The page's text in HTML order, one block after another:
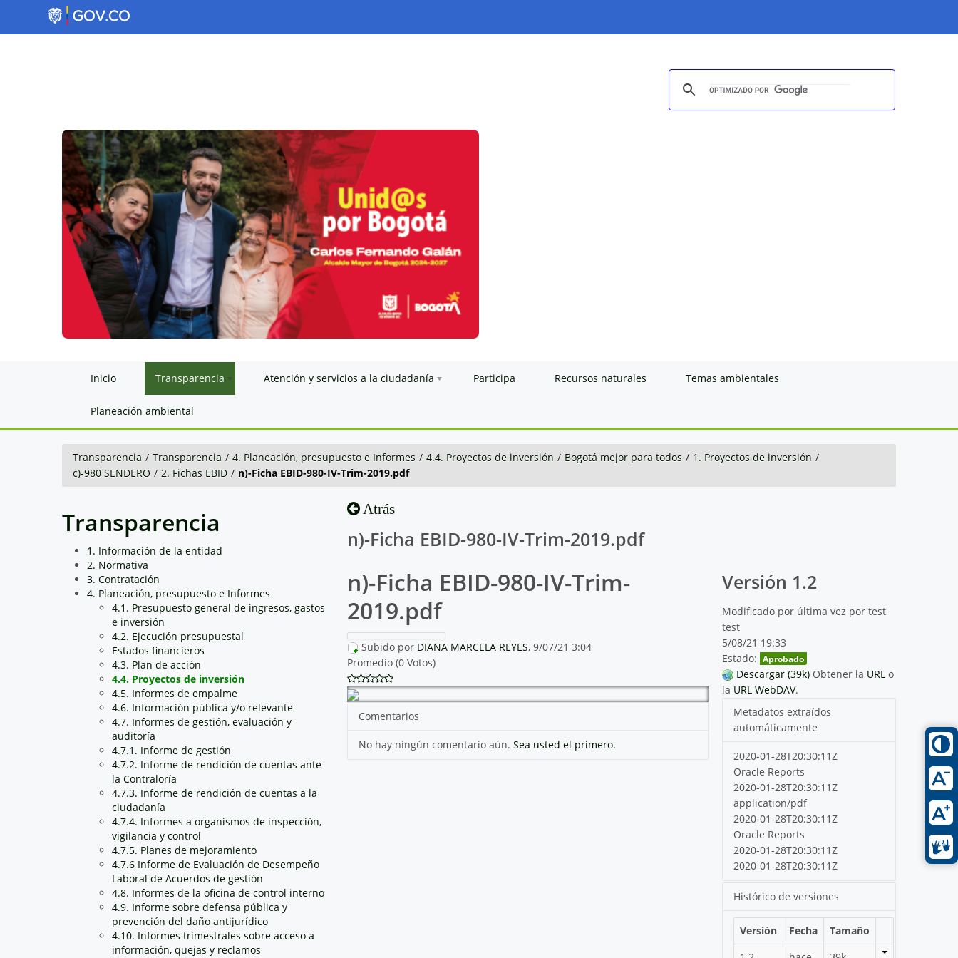
Inicio Transparencia Atención y servicios a la ciudadanía Participa Recursos naturales Temas ambientales
Planeación ambiental
Transparencia / Transparencia / 4. Planeación, presupuesto e Informes / 4.4. Proyectos de inversión / Bogotá mejor para todos / 1. Proyectos de inversión /
c)-980 SENDERO / 2. Fichas EBID / n)-Ficha EBID-980-IV-Trim-2019.pdf
Transparencia
1. Información de la entidad
2. Normativa
3. Contratación
4. Planeación, presupuesto e Informes
4.1. Presupuesto general de ingresos, gastos
e inversión
4.2. Ejecución presupuestal
Estados financieros
4.3. Plan de acción
4.4. Proyectos de inversión
4.5. Informes de empalme
4.6. Información pública y/o relevante
4.7. Informes de gestión, evaluación y
auditoría
4.7.1. Informe de gestión
4.7.2. Informe de rendición de cuentas ante
la Contraloría
4.7.3. Informe de rendición de cuentas a la
ciudadanía
4.7.4. Informes a organismos de inspección,
vigilancia y control
4.7.5. Planes de mejoramiento
4.7.6 Informe de Evaluación de Desempeño
Laboral de Acuerdos de gestión
4.8. Informes de la oficina de control interno
4.9. Informe sobre defensa pública y
prevención del daño antijurídico
4.10. Informes trimestrales sobre acceso a
información, quejas y reclamos
Atrás
n)-Ficha EBID-980-IV-Trim-2019.pdf
n)-Ficha EBID-980-IV-Trim-
2019.pdf
Subido por DIANA MARCELA REYES, 9/07/21 3:04
Promedio (0 Votos)
Comentarios
No hay ningún comentario aún. Sea usted el primero.
Versión 1.2
Modificado por última vez por test
test
5/08/21 19:33
Estado: Aprobado
Descargar (39k) Obtener la URL o
la URL WebDAV.
Metadatos extraídos
automáticamente
2020-01-28T20:30:11Z
Oracle Reports
2020-01-28T20:30:11Z
application/pdf
2020-01-28T20:30:11Z
Oracle Reports
2020-01-28T20:30:11Z
2020-01-28T20:30:11Z
Histórico de versiones
Versión Fecha
Tamaño